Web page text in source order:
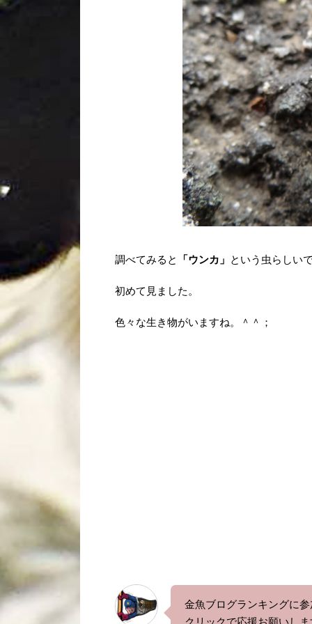
調べてみると 「ウンカ」 という虫らしい
初めて見ました。
色々な生き物がいますね。＾＾；
金魚ブログランキングに